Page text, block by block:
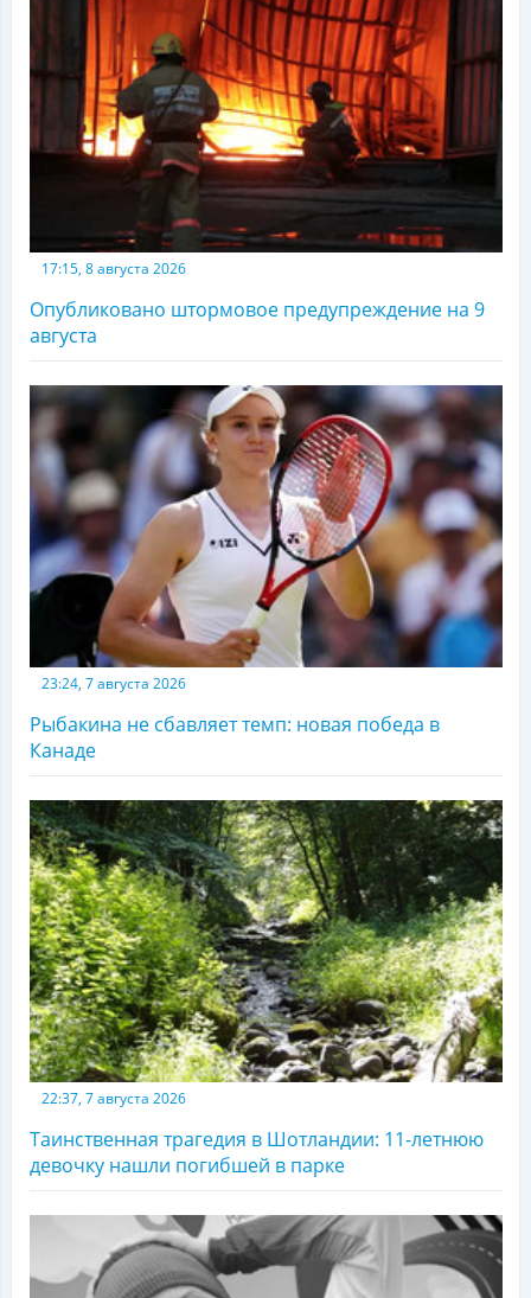
17:15, 8 августа 2026
Опубликовано штормовое предупреждение на 9
августа
23:24, 7 августа 2026
Рыбакина не сбавляет темп: новая победа в
Канаде
22:37, 7 августа 2026
Таинственная трагедия в Шотландии: 11-летнюю
девочку нашли погибшей в парке